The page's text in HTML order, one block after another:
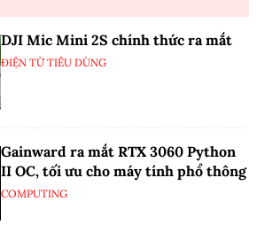
DJI Mic Mini 2S chính thức ra mắt
ĐIỆN TỬ TIÊU DÙNG
Gainward ra mắt RTX 3060 Python
II OC, tối ưu cho máy tính phổ thông
COMPUTING